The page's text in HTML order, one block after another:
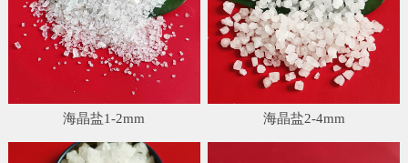
海晶盐1-2mm 海晶盐2-4mm